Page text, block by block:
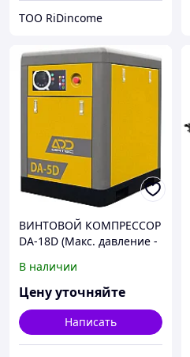
ТОО RiDincome
ВИНТОВОЙ КОМПРЕССОР
DA-18D (Макс. давление -
В наличии
Цену уточняйте
Написать